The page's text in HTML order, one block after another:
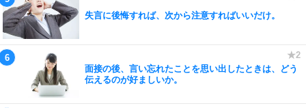
失言に後悔すれば、次から注意すればいいだけ。
面接の後、言い忘れたことを思い出したときは、どう
伝えるのが好ましいか。